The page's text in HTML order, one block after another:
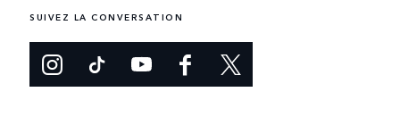
SUIVEZ LA CONVERSATION